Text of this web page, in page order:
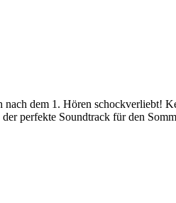
dem 1. Hören schockverliebt!
perfekte Soundtrack für den